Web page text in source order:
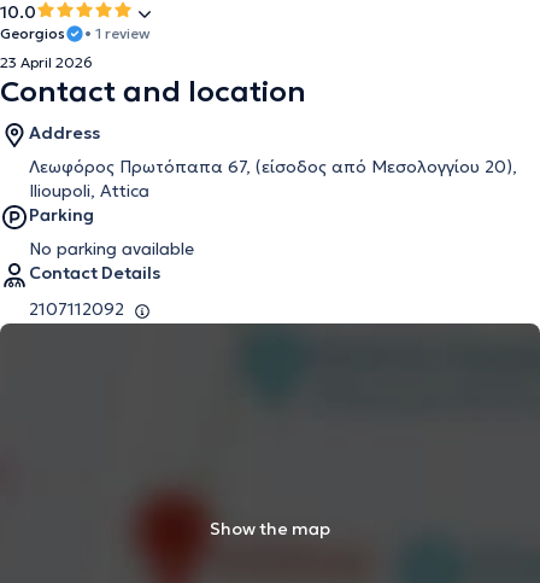
10.0
Georgios
• 1 review
23 April 2026
Contact and location
Address
Λεωφόρος Πρωτόπαπα 67, (είσοδος από Μεσολογγίου 20),
Ilioupoli, Attica
Parking
No parking available
Contact Details
2107112092
Show the map